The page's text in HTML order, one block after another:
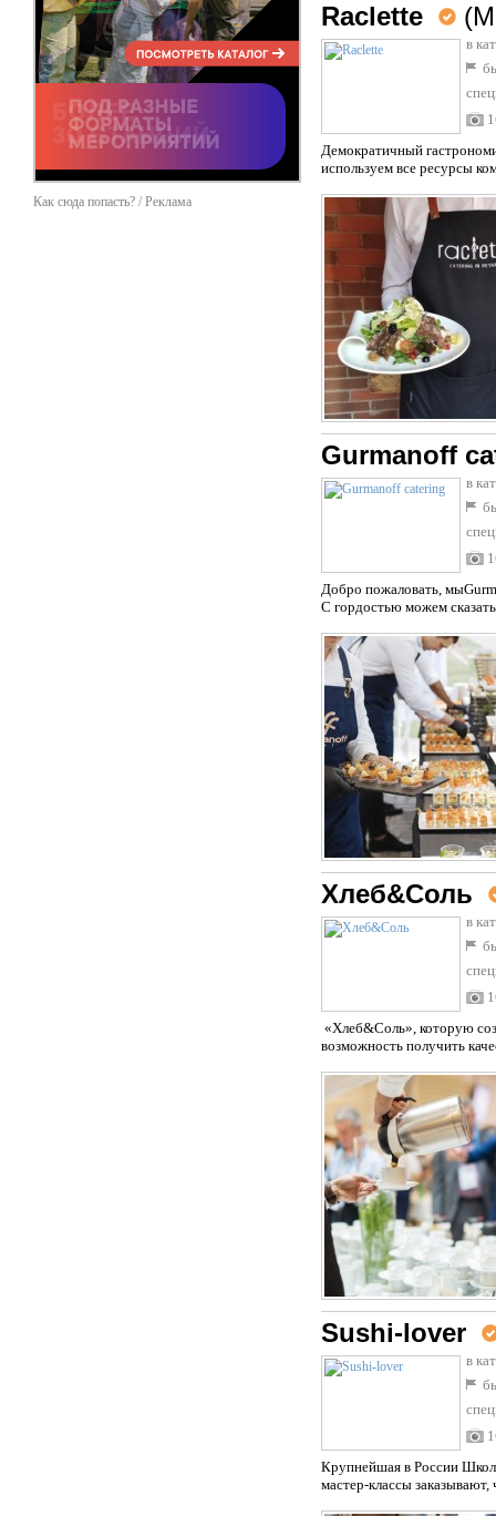
Как сюда попасть? / Реклама
Raclette
в
Демократичный
используем все ресурсы
Gurmanoff
в
Добро пожаловать,
С гордостью можем
Хлеб&Соль
в
«Хлеб&Соль», которую
возможность получить
Sushi-lover
в
Крупнейшая в России
мастер-классы